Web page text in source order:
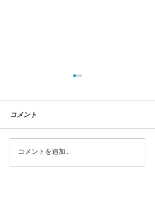
【東京巡回！】Illustration
Works 179人のイラストレ
コメント
コメントを追加…